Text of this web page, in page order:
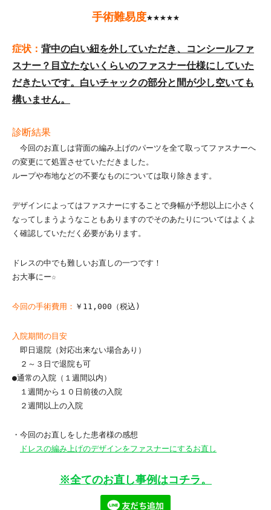
手術難易度★★★★★
症状： 背中の白い紐を外していただき、コンシールファ
スナー？目立たないくらいのファスナー仕様にしていた
だきたいです。白いチャックの部分と間が少し空いても
構いません。
診断結果
今回のお直しは背面の編み上げのパーツを全て取ってファスナーへ
の変更にて処置させていただきました。
ループや布地などの不要なものについては取り除きます。
デザインによってはファスナーにすることで身幅が予想以上に小さく
なってしまうようなこともありますのでそのあたりについてはよくよ
く確認していただく必要があります。
ドレスの中でも難しいお直しの一つです！
お大事にー☆
今回の手術費用： ￥11,000（税込)
入院期間の目安
即日退院（対応出来ない場合あり）
２～３日で退院も可
●通常の入院（１週間以内）
１週間から１０日前後の入院
２週間以上の入院
・今回のお直しをした患者様の感想
ドレスの編み上げのデザインをファスナーにするお直し
※全てのお直し事例はコチラ。